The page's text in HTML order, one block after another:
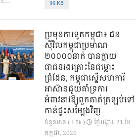
96 KB
ប្រមុខការទូតកម្ពុជា៖ ជន
ស៊ីវិលកម្ពុជាប្រមាណ
២០០០០នាក់ បានក្លាយ
ជាជនរងគ្រោះនៃជម្លោះ
ព្រំដែន, កម្ពុជាស្នើសហការី
អាស៊ានជួយគាំទ្រការ
អំពាវនាវឱ្យពួកគាត់ត្រឡប់ទៅ
កាន់ផ្ទះសម្បែងវិញ
ចំនួនអាន ( 1.5k )
ថ្ងៃ​អង្គារ, 21 ខែ​
កក្កដា, 2026